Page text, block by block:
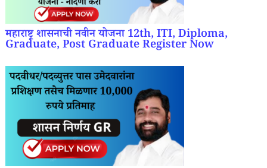
महाराष्ट्र शासनाची नवीन योजना 12th, ITI, Diploma,
Graduate, Post Graduate Register Now